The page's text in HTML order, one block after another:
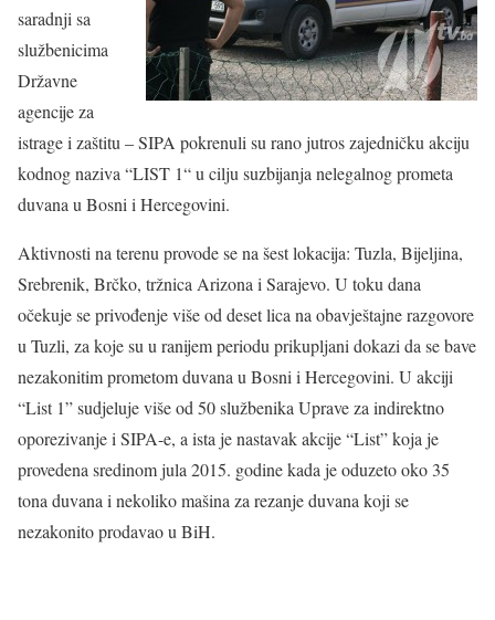
saradnji sa
službenicima
Državne
agencije za
istrage i zaštitu – SIPA pokrenuli su rano jutros zajedničku akciju
kodnog naziva “LIST 1“ u cilju suzbijanja nelegalnog prometa
duvana u Bosni i Hercegovini.
Aktivnosti na terenu provode se na šest lokacija: Tuzla, Bijeljina,
Srebrenik, Brčko, tržnica Arizona i Sarajevo. U toku dana
očekuje se privođenje više od deset lica na obavještajne razgovore
u Tuzli, za koje su u ranijem periodu prikupljani dokazi da se bave
nezakonitim prometom duvana u Bosni i Hercegovini. U akciji
“List 1” sudjeluje više od 50 službenika Uprave za indirektno
oporezivanje i SIPA-e, a ista je nastavak akcije “List” koja je
provedena sredinom jula 2015. godine kada je oduzeto oko 35
tona duvana i nekoliko mašina za rezanje duvana koji se
nezakonito prodavao u BiH.